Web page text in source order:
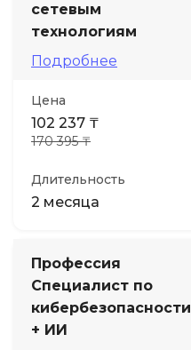
сетевым
технологиям
Подробнее
Цена
102 237 ₸
170 395 ₸
Длительность
2 месяца
Профессия
Специалист по
кибербезопас­но­сти
+ ИИ